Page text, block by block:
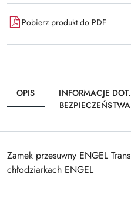
Pobierz produkt do PDF
OPIS
INFORMACJE DOT.
BEZPIECZEŃSTWA
Zamek przesuwny ENGEL
chłodziarkach ENGEL